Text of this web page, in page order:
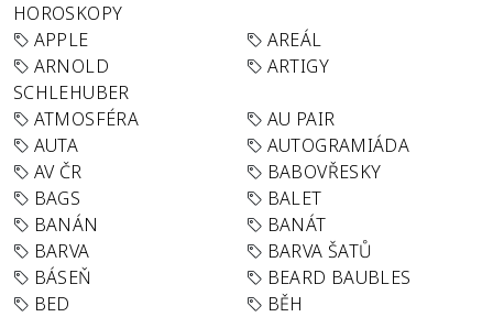
HOROSKOPY
APPLE
AREÁL
ARNOLD
SCHLEHUBER
ARTIGY
ATMOSFÉRA
AU PAIR
AUTA
AUTOGRAMIÁDA
AV ČR
BABOVŘESKY
BAGS
BALET
BANÁN
BANÁT
BARVA
BARVA ŠATŮ
BÁSEŇ
BEARD BAUBLES
BED
BĚH